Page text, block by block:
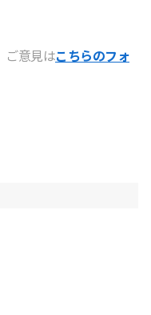
ご意見はこちらのフォ